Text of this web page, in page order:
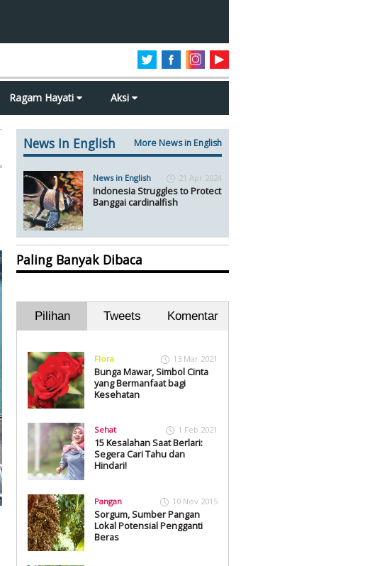
Ragam Hayati Aksi
News In English More News in English
News in English 21 Apr 2024
Indonesia Struggles to Protect
Banggai cardinalfish
Paling Banyak Dibaca
Pilihan Tweets Komentar
Flora 13 Mar 2021
Bunga Mawar, Simbol Cinta
yang Bermanfaat bagi
Kesehatan
Sehat 1 Feb 2021
15 Kesalahan Saat Berlari:
Segera Cari Tahu dan
Hindari!
Pangan 10 Nov 2015
Sorgum, Sumber Pangan
Lokal Potensial Pengganti
Beras